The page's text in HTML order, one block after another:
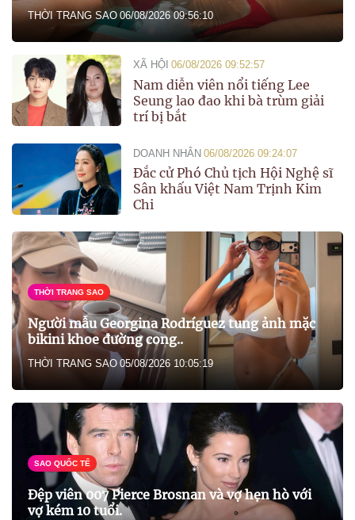
THỜI TRANG SAO 06/08/2026 09:56:10
XÃ HỘI 06/08/2026 09:52:57
Nam diễn viên nổi tiếng Lee
Seung lao đao khi bà trùm giải
trí bị bắt
DOANH NHÂN 06/08/2026 09:24:07
Đắc cử Phó Chủ tịch Hội Nghệ sĩ
Sân khấu Việt Nam Trịnh Kim
Chi
THỜI TRANG SAO
Người mẫu Georgina Rodríguez tung ảnh mặc
bikini khoe đường cong..
THỜI TRANG SAO 05/08/2026 10:05:19
SAO QUỐC TẾ
Đệp viên 007 Pierce Brosnan và vợ hẹn hò với
vợ kém 10 tuổi.